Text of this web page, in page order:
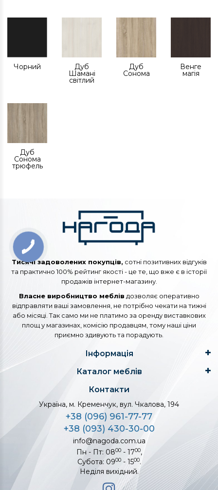
Чорний Дуб
Шамані
світлий
Дуб
Сонома
Венге
магія
Дуб
Сонома
трюфель
Тисячі задоволених покупців, сотні позитивних відгуків
та практично 100% рейтинг якості - це те, що вже є в історії
продажів інтернет-магазину.
Власне виробництво меблів дозволяє оперативно
відправляти ваші замовлення, не потрібно чекати на тижні
або місяці. Так само ми не платимо за оренду виставкових
площ у магазинах, комісію продавцям, тому наші ціни
приємно здивують та порадують.
Інформація
Каталог меблів
Контакти
Україна, м. Кременчук, вул. Чкалова, 194
+38 (096) 961-77-77
+38 (093) 430-30-00
info@nagoda.com.ua
Пн - Пт: 0800- 1700,
Субота: 0900- 1500.
Неділя вихідний.